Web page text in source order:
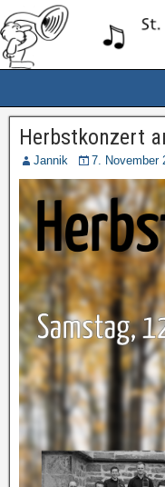
Herbstkonzert
Jannik 7. November